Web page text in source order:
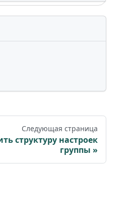
Следующая страница
структуру настроек
группы